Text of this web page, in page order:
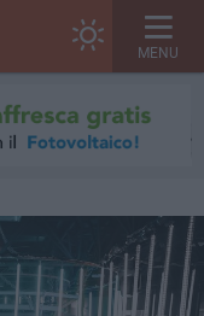
MENU